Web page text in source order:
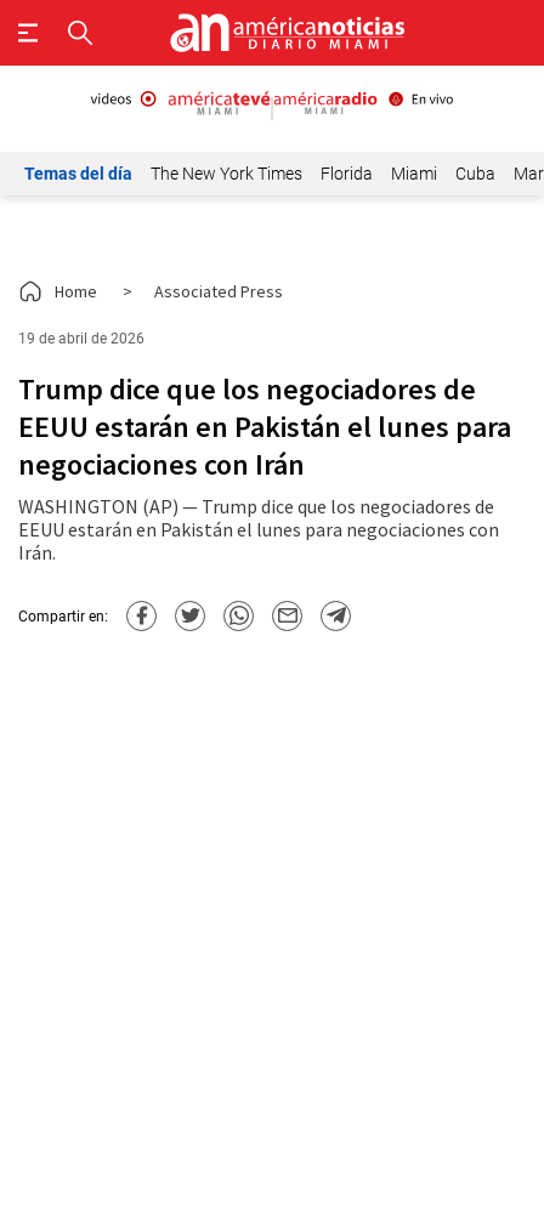
Temas del día The New York Times Florida Miami Cuba
Home > Associated Press
19 de abril de 2026
Trump dice que los negociadores de
EEUU estarán en Pakistán el lunes para
negociaciones con Irán
WASHINGTON (AP) — Trump dice que los negociadores de
EEUU estarán en Pakistán el lunes para negociaciones con
Irán.
Compartir en: